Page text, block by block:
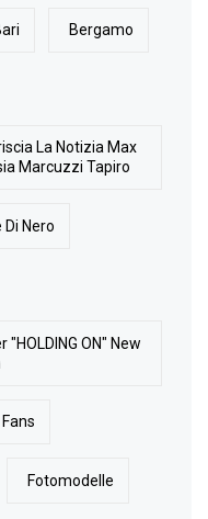
Bergamo
La Notizia Max
Marcuzzi Tapiro
Nero
"HOLDING ON" New
Fans
Fotomodelle